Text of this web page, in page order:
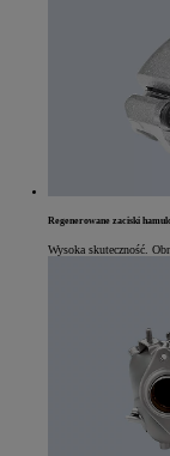
Regenerowane zaciski
Wysoka skuteczność.